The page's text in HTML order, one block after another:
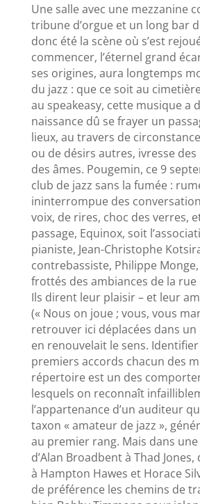
Une salle avec une mezzanine
tribune d’orgue et un long bar
donc été la scène où s’est
commencer, l’éternel grand
ses origines, aura longtemps
du jazz : que ce soit au
au speakeasy, cette musique a
naissance dû se frayer un
lieux, au travers de
ou de désirs autres, ivresse
des âmes. Pougemin, ce 9
club de jazz sans la fumée :
ininterrompue des
voix, de rires, choc des verres,
passage, Equinox, soit
pianiste, Jean-Christophe
contrebassiste, Philippe
frottés des ambiances de la rue
Ils dirent leur plaisir – et leur
(« Nous on joue ; vous, vous
retrouver ici déplacées dans
en renouvelait le sens. Identifier
premiers accords chacun des
répertoire est un des
lesquels on reconnaît
l’appartenance d’un auditeur
taxon « amateur de jazz »,
au premier rang. Mais dans une
d’Alan Broadbent à Thad Jones,
à Hampton Hawes et Horace
de préférence les chemins de